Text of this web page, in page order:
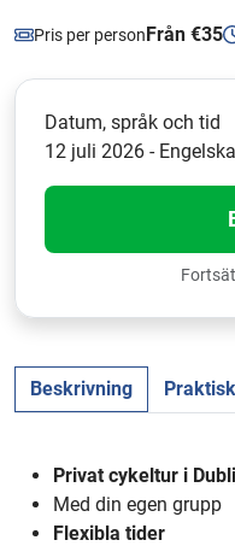
Pris per personFrån €35
Datum, språk och tid
12 juli 2026 -
Beskrivning
Privat cykeltur i
Med din egen grupp
Flexibla tider